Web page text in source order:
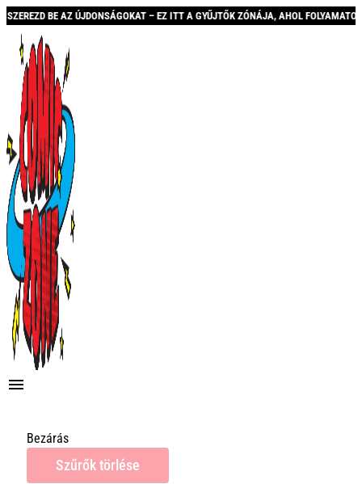
BE AZ ÚJDONSÁGOKAT – EZ ITT A GYŰJTŐK ZÓNÁJA, AHOL FOLYAMATOSAN
Bezárás
Szűrők törlése